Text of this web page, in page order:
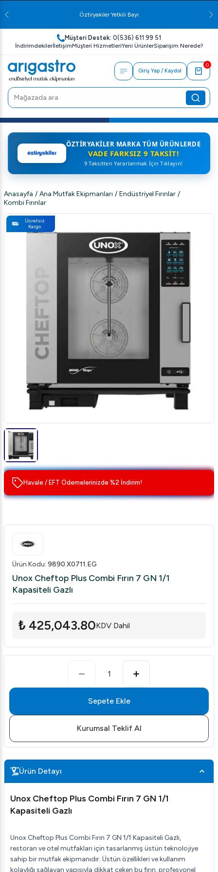
Öztiryakiler Yetkili Bayi
Müşteri Destek: 0(536) 611 99 51
İndirimdekilerİletişimMüşteri HizmetleriYeni ÜrünlerSiparişim Nerede?
Giriş Yap / Kaydol
0
ÖZTIRYAKILER MARKA TÜM ÜRÜNLERDE
VADE FARKSIZ 9 TAKSIT!
9 Taksitten Yararlanmak İçin Tıklayın!
Anasayfa / Ana Mutfak Ekipmanları / Endüstriyel Fırınlar /
Kombi Fırınlar
Ücretsiz
Kargo
Havale / EFT Ödemelerinizde %2 İndirim!
Ürün Kodu: 9890.X0711.EG
Unox Cheftop Plus Combi Fırın 7 GN 1/1
Kapasiteli Gazlı
₺ 425,043.80KDV Dahil
1
Sepete Ekle
Kurumsal Teklif Al
Ürün Detayı
Unox Cheftop Plus Combi Fırın 7 GN 1/1
Kapasiteli Gazlı
Unox Cheftop Plus Combi Fırın 7 GN 1/1 Kapasiteli Gazlı,
restoran ve otel mutfakları için tasarlanmış üstün teknolojiye
sahip bir mutfak ekipmanıdır. Üstün özellikleri ve kullanım
kolaylığı sağlayan yapısıyla dikkat çeken bu fırın, profesyonel